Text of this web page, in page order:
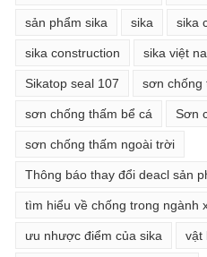
sản phẩm sika sika sika
sika construction sika việt
Sikatop seal 107 sơn chống
sơn chống thấm bể cá Sơn
sơn chống thấm ngoài trời
Thông báo thay đổi deacl sản
tìm hiểu về chống trong ngành
ưu nhược điểm của sika vật